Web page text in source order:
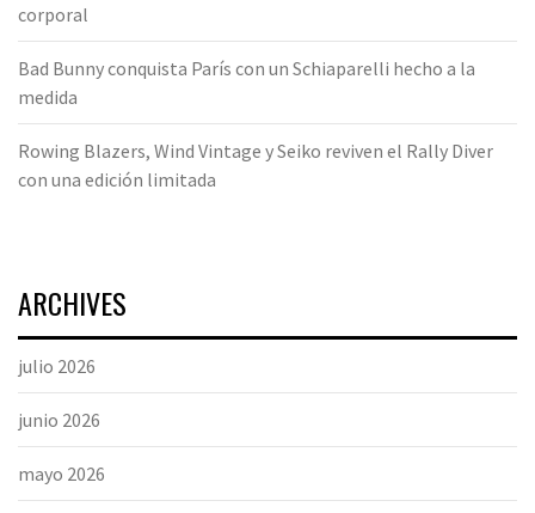
corporal
Bad Bunny conquista París con un Schiaparelli hecho a la
medida
Rowing Blazers, Wind Vintage y Seiko reviven el Rally Diver
con una edición limitada
ARCHIVES
julio 2026
junio 2026
mayo 2026